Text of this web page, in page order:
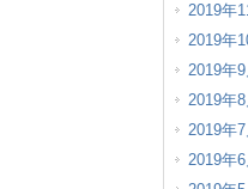
2019年
2019年
2019年9
2019年8
2019年7
2019年6